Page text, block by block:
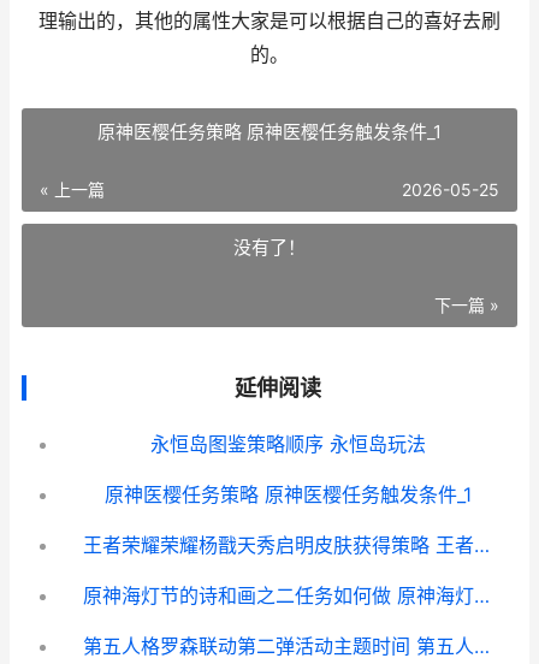
理输出的，其他的属性大家是可以根据自己的喜好去刷
的。
原神医樱任务策略 原神医樱任务触发条件_1
« 上一篇 2026-05-25
没有了！
下一篇 »
延伸阅读
永恒岛图鉴策略顺序 永恒岛玩法
原神医樱任务策略 原神医樱任务触发条件_1
王者荣耀荣耀杨戬天秀启明皮肤获得策略 王者荣耀耀扬
原神海灯节的诗和画之二任务如何做 原神海灯节寓意
第五人格罗森联动第二弹活动主题时间 第五人格罗森联动玩具商